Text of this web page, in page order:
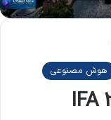
هوش مصنوعی